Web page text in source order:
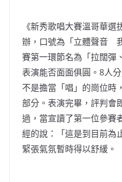
《新秀歌唱大賽溫哥華
辦， 口號為「立體聲音
賽第一環節名為「拉闊彈、
表演能否面面俱圓。 8人
不是擔當「唱」的崗位時，
部分。表演完畢，評判會
過，當宣讀了第一位參賽
經的說：「這是到目前為
緊張氣氛暫時得以舒緩。